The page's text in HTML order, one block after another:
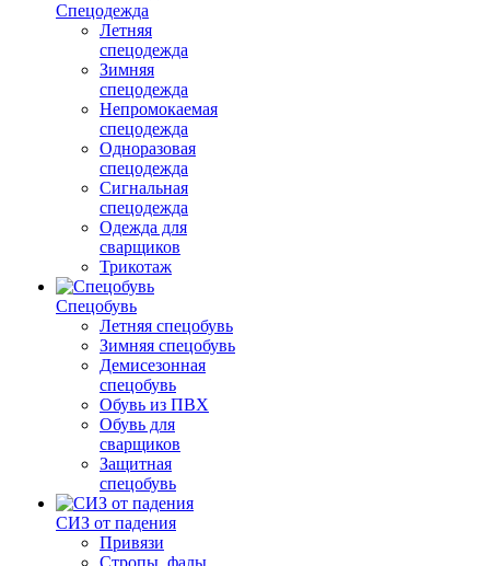
Спецодежда
Летняя
спецодежда
Зимняя
спецодежда
Непромокаемая
спецодежда
Одноразовая
спецодежда
Сигнальная
спецодежда
Одежда для
сварщиков
Трикотаж
Спецобувь
Летняя спецобувь
Зимняя спецобувь
Демисезонная
спецобувь
Обувь из ПВХ
Обувь для
сварщиков
Защитная
спецобувь
СИЗ от падения
Привязи
Стропы, фалы,